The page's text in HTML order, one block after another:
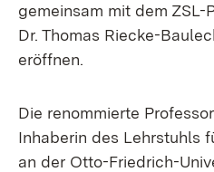
gemeinsam mit dem ZSL-
Dr. Thomas Riecke-
eröffnen.
Die renommierte
Inhaberin des Lehrstuhls
an der Otto-Friedrich-